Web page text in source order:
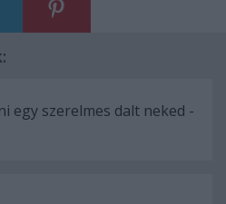
egy szerelmes dalt neked -